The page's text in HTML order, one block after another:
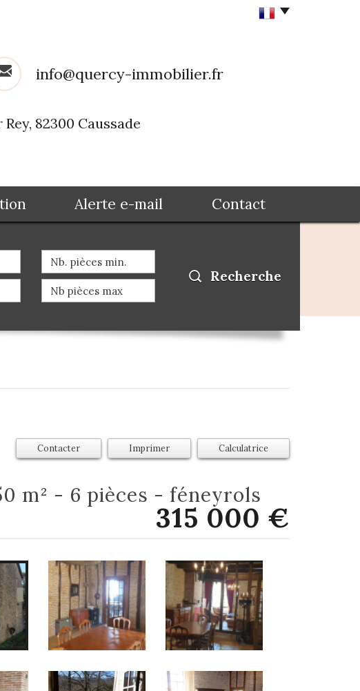
info@quercy-immobilier.fr
82300 Caussade
Alerte e-mail Contact
Recherche
Contacter Imprimer Calculatrice
m² - 6 pièces - féneyrols
315 000 €